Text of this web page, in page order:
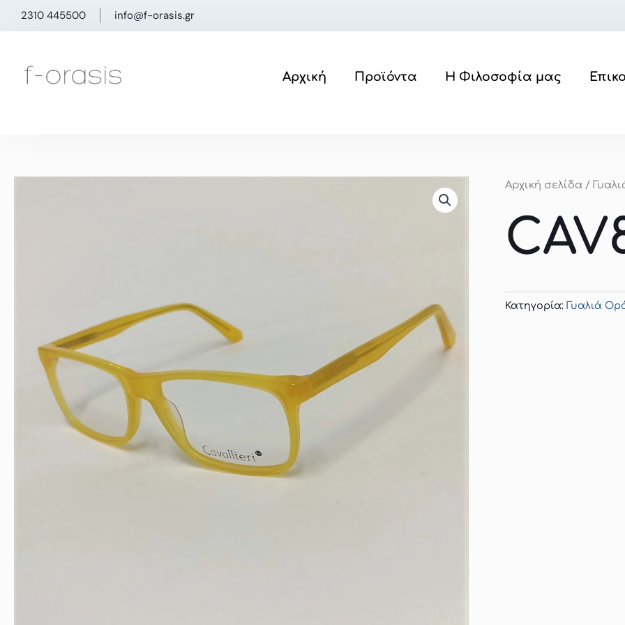
2310 445500 info@f-orasis.gr
Αρχική Προϊόντα Η Φιλοσοφία μας
Αρχική σελίδα /
Κατηγορία: Γυαλιά